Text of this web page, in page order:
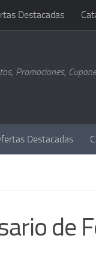
Destacadas
Promociones,
Destacadas
de